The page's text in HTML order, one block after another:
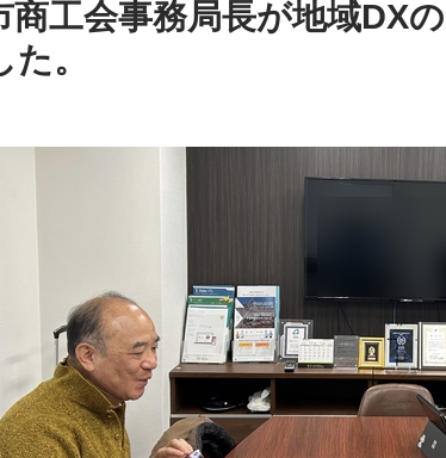
商工会事務局長が地域DX
。